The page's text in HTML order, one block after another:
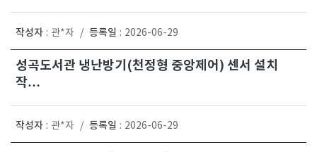
작성자 : 관*자 / 등록일 : 2026-06-29
성곡도서관 냉난방기(천정형 중앙제어) 센서 설치
작…
작성자 : 관*자 / 등록일 : 2026-06-29